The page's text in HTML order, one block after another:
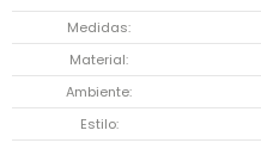
Medidas
Material
Ambiente
Estilo